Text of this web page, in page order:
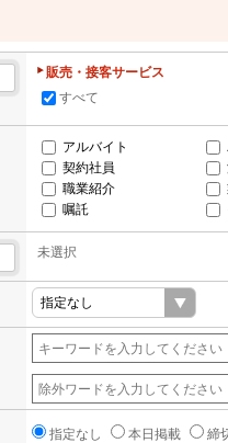
販売・接客サービス
すべて
アルバイト
契約社員
職業紹介
嘱託
未選択
指定なし 本日掲載 締